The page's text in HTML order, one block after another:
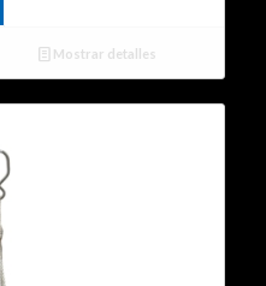
Mostrar detalles